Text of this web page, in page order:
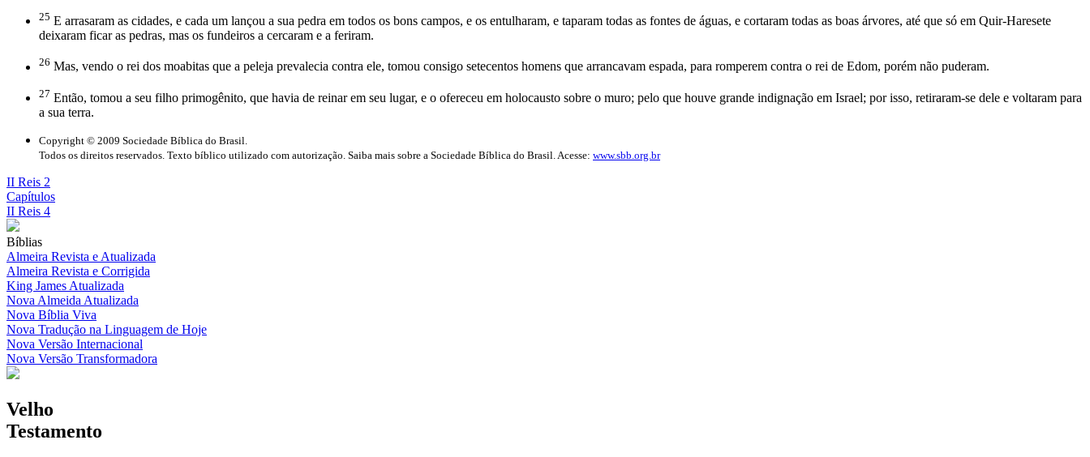
25 E arrasaram as cidades, e cada um lançou a sua pedra em todos os bons campos, e os entulharam, e taparam todas as fontes de águas, e cortaram todas as boas árvores, até que só em Quir-Haresete
deixaram ficar as pedras, mas os fundeiros a cercaram e a feriram.
26 Mas, vendo o rei dos moabitas que a peleja prevalecia contra ele, tomou consigo setecentos homens que arrancavam espada, para romperem contra o rei de Edom, porém não puderam.
27 Então, tomou a seu filho primogênito, que havia de reinar em seu lugar, e o ofereceu em holocausto sobre o muro; pelo que houve grande indignação em Israel; por isso, retiraram-se dele e voltaram para
a sua terra.
Copyright © 2009 Sociedade Bíblica do Brasil.
Todos os direitos reservados. Texto bíblico utilizado com autorização. Saiba mais sobre a Sociedade Bíblica do Brasil. Acesse: www.sbb.org.br
II Reis 2
Capítulos
II Reis 4
Bíblias
Almeira Revista e Atualizada
Almeira Revista e Corrigida
King James Atualizada
Nova Almeida Atualizada
Nova Bíblia Viva
Nova Tradução na Linguagem de Hoje
Nova Versão Internacional
Nova Versão Transformadora
Velho
Testamento